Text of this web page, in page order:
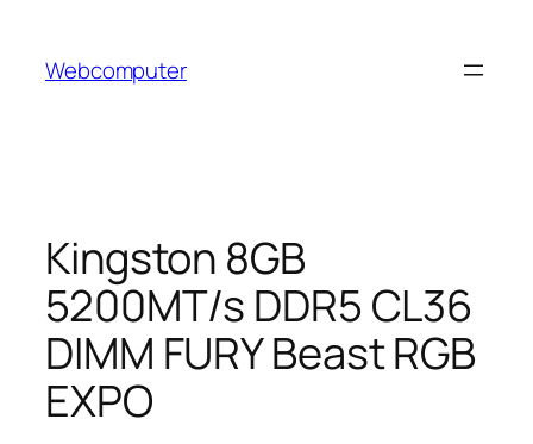
innehåll
Webcomputer
Kingston 8GB
5200MT/s DDR5 CL36
DIMM FURY Beast RGB
EXPO